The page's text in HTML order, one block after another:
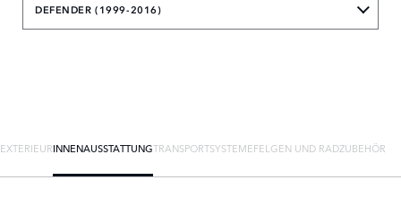
DEFENDER (1999-2016)
EXTERIEURINNENAUSSTATTUNGTRANSPORTSYSTEMEFELGEN UND RADZUBEHÖR